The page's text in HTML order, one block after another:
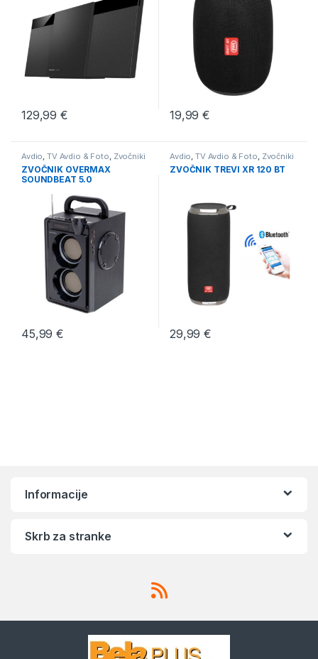
129,99€ 19,99€
Avdio,TV Avdio & Foto, Zvočniki
ZVOČNIK OVERMAX
SOUNDBEAT 5.0
45,99€
Avdio,TV Avdio & Foto, Zvočniki
ZVOČNIK TREVI XR 120 BT
29,99€
Informacije
Skrb za stranke